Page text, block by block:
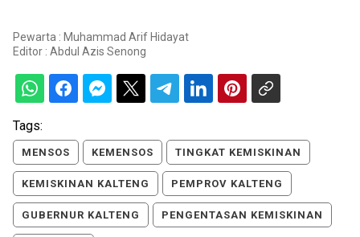
Pewarta : Muhammad Arif Hidayat
Editor : Abdul Azis Senong
Tags:
MENSOS KEMENSOS TINGKAT KEMISKINAN
KEMISKINAN KALTENG PEMPROV KALTENG
GUBERNUR KALTENG PENGENTASAN KEMISKINAN